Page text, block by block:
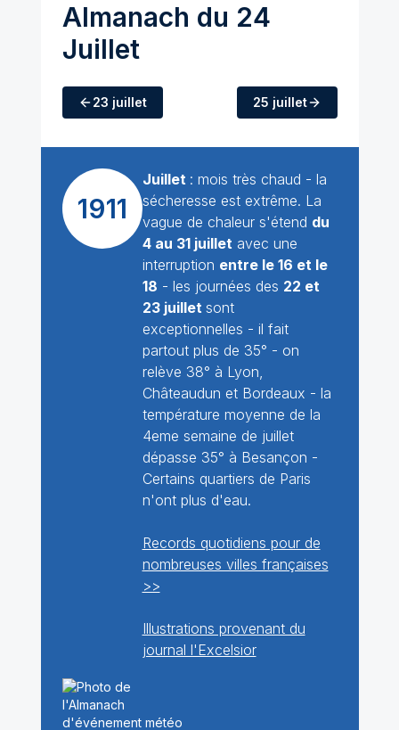
Almanach du 24
Juillet
23 juillet 25 juillet
1911
Juillet : mois très chaud - la
sécheresse est extrême. La
vague de chaleur s'étend du
4 au 31 juilletavec une
interruption entre le 16 et le
18 - les journées des 22 et
23 juillet sont
exceptionnelles - il fait
partout plus de 35° - on
relève 38° à Lyon,
Châteaudun et Bordeaux - la
température moyenne de la
4eme semaine de juillet
dépasse 35° à Besançon -
Certains quartiers de Paris
n'ont plus d'eau.
Records quotidiens pour de
nombreuses villes françaises
>>
Illustrations provenant du
journal l'Excelsior